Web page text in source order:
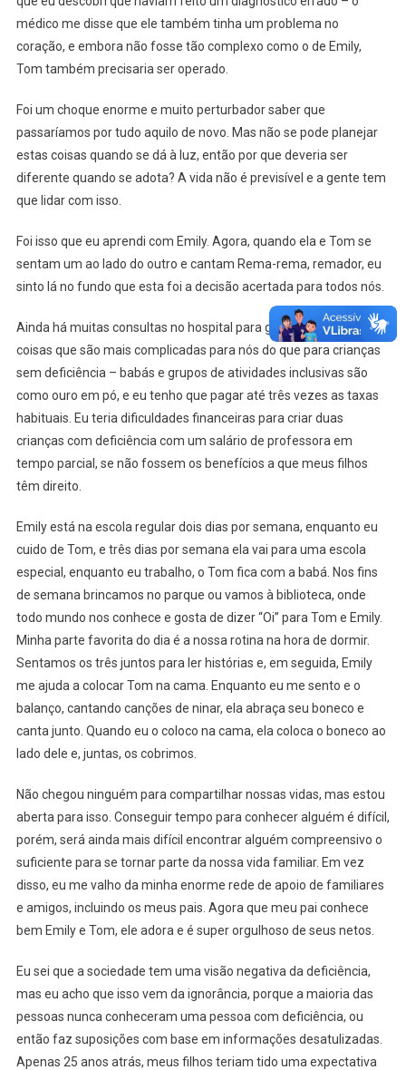
médico me disse que ele também tinha um problema no
coração, e embora não fosse tão complexo como o de Emily,
Tom também precisaria ser operado.
Foi um choque enorme e muito perturbador saber que
passaríamos por tudo aquilo de novo. Mas não se pode planejar
estas coisas quando se dá à luz, então por que deveria ser
diferente quando se adota? A vida não é previsível e a gente tem
que lidar com isso.
Foi isso que eu aprendi com Emily. Agora, quando ela e Tom se
sentam um ao lado do outro e cantam Rema-rema, remador, eu
sinto lá no fundo que esta foi a decisão acertada para todos nós.
Ainda há muitas consultas no hospital para gerenciar e outras
coisas que são mais complicadas para nós do que para crianças
sem deficiência – babás e grupos de atividades inclusivas são
como ouro em pó, e eu tenho que pagar até três vezes as taxas
habituais. Eu teria dificuldades financeiras para criar duas
crianças com deficiência com um salário de professora em
tempo parcial, se não fossem os benefícios a que meus filhos
têm direito.
Emily está na escola regular dois dias por semana, enquanto eu
cuido de Tom, e três dias por semana ela vai para uma escola
especial, enquanto eu trabalho, o Tom fica com a babá. Nos fins
de semana brincamos no parque ou vamos à biblioteca, onde
todo mundo nos conhece e gosta de dizer “Oi” para Tom e Emily.
Minha parte favorita do dia é a nossa rotina na hora de dormir.
Sentamos os três juntos para ler histórias e, em seguida, Emily
me ajuda a colocar Tom na cama. Enquanto eu me sento e o
balanço, cantando canções de ninar, ela abraça seu boneco e
canta junto. Quando eu o coloco na cama, ela coloca o boneco ao
lado dele e, juntas, os cobrimos.
Não chegou ninguém para compartilhar nossas vidas, mas estou
aberta para isso. Conseguir tempo para conhecer alguém é difícil,
porém, será ainda mais difícil encontrar alguém compreensivo o
suficiente para se tornar parte da nossa vida familiar. Em vez
disso, eu me valho da minha enorme rede de apoio de familiares
e amigos, incluindo os meus pais. Agora que meu pai conhece
bem Emily e Tom, ele adora e é super orgulhoso de seus netos.
Eu sei que a sociedade tem uma visão negativa da deficiência,
mas eu acho que isso vem da ignorância, porque a maioria das
pessoas nunca conheceram uma pessoa com deficiência, ou
então faz suposições com base em informações desatulizadas.
Apenas 25 anos atrás, meus filhos teriam tido uma expectativa